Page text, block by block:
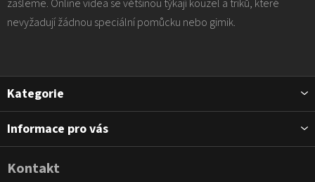
zašleme. Online videa se většinou týkají kouzel a triků, které
nevyžadují žádnou speciální pomůcku nebo gimik.
Z
p
Kategorie
Informace pro vás
Kontakt